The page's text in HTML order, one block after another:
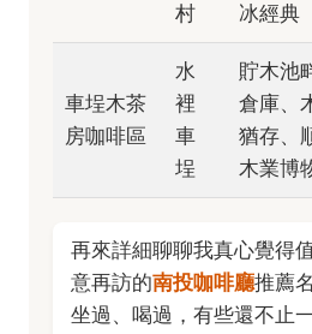
村
冰經典
車埕木茶
房咖啡區
水
裡
車
埕
貯木池
倉庫、
猶存、
木業博
再來詳細聊聊我真心覺得
意再訪的南投咖啡廳推薦
坐過、喝過，有些還不止